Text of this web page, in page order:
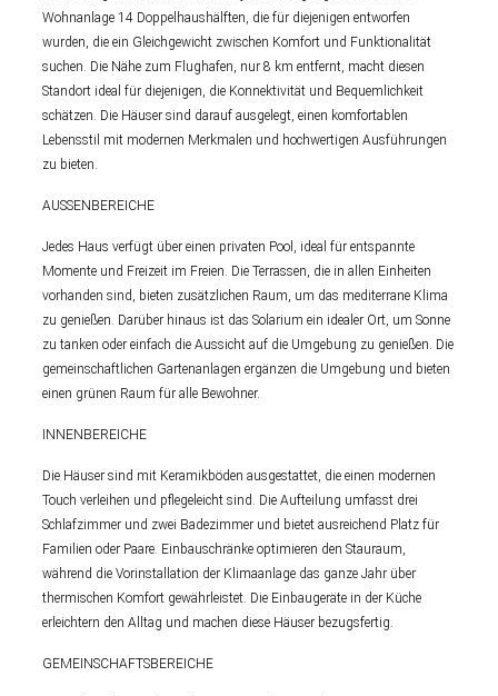
Wohnanlage 14 Doppelhaushälften, die für diejenigen entworfen
wurden, die ein Gleichgewicht zwischen Komfort und Funktionalität
suchen. Die Nähe zum Flughafen, nur 8 km entfernt, macht diesen
Standort ideal für diejenigen, die Konnektivität und Bequemlichkeit
schätzen. Die Häuser sind darauf ausgelegt, einen komfortablen
Lebensstil mit modernen Merkmalen und hochwertigen Ausführungen
zu bieten.
AUSSENBEREICHE
Jedes Haus verfügt über einen privaten Pool, ideal für entspannte
Momente und Freizeit im Freien. Die Terrassen, die in allen Einheiten
vorhanden sind, bieten zusätzlichen Raum, um das mediterrane Klima
zu genießen. Darüber hinaus ist das Solarium ein idealer Ort, um Sonne
zu tanken oder einfach die Aussicht auf die Umgebung zu genießen. Die
gemeinschaftlichen Gartenanlagen ergänzen die Umgebung und bieten
einen grünen Raum für alle Bewohner.
INNENBEREICHE
Die Häuser sind mit Keramikböden ausgestattet, die einen modernen
Touch verleihen und pflegeleicht sind. Die Aufteilung umfasst drei
Schlafzimmer und zwei Badezimmer und bietet ausreichend Platz für
Familien oder Paare. Einbauschränke optimieren den Stauraum,
während die Vorinstallation der Klimaanlage das ganze Jahr über
thermischen Komfort gewährleistet. Die Einbaugeräte in der Küche
erleichtern den Alltag und machen diese Häuser bezugsfertig.
GEMEINSCHAFTSBEREICHE